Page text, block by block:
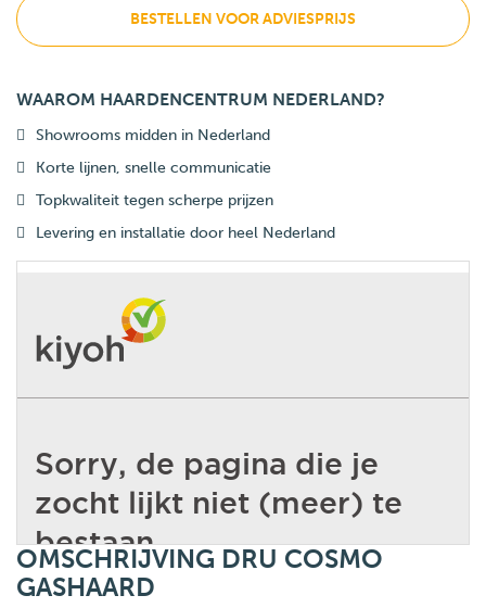
BESTELLEN VOOR ADVIESPRIJS
WAAROM HAARDENCENTRUM NEDERLAND?
Showrooms midden in Nederland
Korte lijnen, snelle communicatie
Topkwaliteit tegen scherpe prijzen
Levering en installatie door heel Nederland
OMSCHRIJVING DRU COSMO
GASHAARD